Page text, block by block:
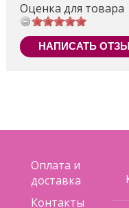
Оценка для товара
НАПИСАТЬ
Оплата и
доставка
Контакты